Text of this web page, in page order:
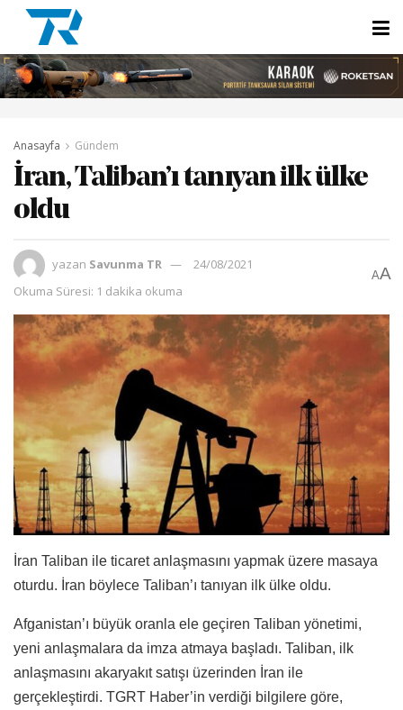
Anasayfa Gündem
İran, Taliban’ı tanıyan ilk ülke
oldu
yazan Savunma TR
24/08/2021
Okuma Süresi: 1 dakika okuma
AA
İran Taliban ile ticaret anlaşmasını yapmak üzere masaya
oturdu. İran böylece Taliban’ı tanıyan ilk ülke oldu.
Afganistan’ı büyük oranla ele geçiren Taliban yönetimi,
yeni anlaşmalara da imza atmaya başladı. Taliban, ilk
anlaşmasını akaryakıt satışı üzerinden İran ile
gerçekleştirdi. TGRT Haber’in verdiği bilgilere göre,